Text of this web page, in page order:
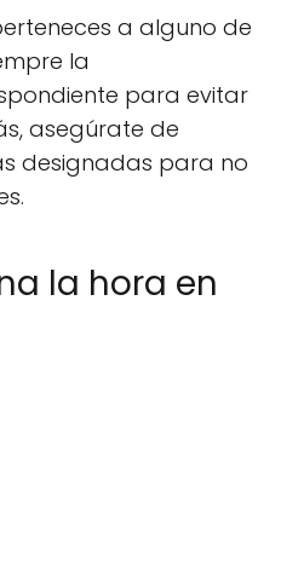
a alguno de
la
para evitar
asegúrate de
designadas para no
la hora en